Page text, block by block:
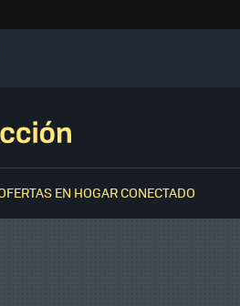
EN HOGAR CONECTADO